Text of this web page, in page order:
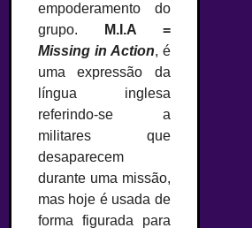
empoderamento do
grupo. M.I.A =
Missing in Action, é
uma expressão da
língua inglesa
referindo-se a
militares que
desaparecem
durante uma missão,
mas hoje é usada de
forma figurada para